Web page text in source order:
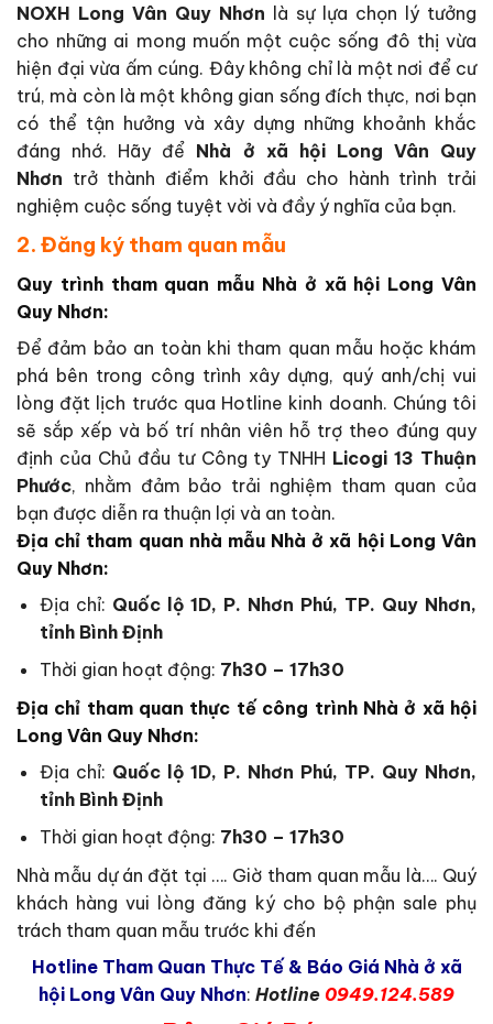
NOXH Long Vân Quy Nhơn là sự lựa chọn lý tưởng
cho những ai mong muốn một cuộc sống đô thị vừa
hiện đại vừa ấm cúng. Đây không chỉ là một nơi để cư
trú, mà còn là một không gian sống đích thực, nơi bạn
có thể tận hưởng và xây dựng những khoảnh khắc
đáng nhớ. Hãy để Nhà ở xã hội Long Vân Quy
Nhơn trở thành điểm khởi đầu cho hành trình trải
nghiệm cuộc sống tuyệt vời và đầy ý nghĩa của bạn.
2. Đăng ký tham quan mẫu
Quy trình tham quan mẫu Nhà ở xã hội Long Vân
Quy Nhơn:
Để đảm bảo an toàn khi tham quan mẫu hoặc khám
phá bên trong công trình xây dựng, quý anh/chị vui
lòng đặt lịch trước qua Hotline kinh doanh. Chúng tôi
sẽ sắp xếp và bố trí nhân viên hỗ trợ theo đúng quy
định của Chủ đầu tư Công ty TNHH Licogi 13 Thuận
Phước, nhằm đảm bảo trải nghiệm tham quan của
bạn được diễn ra thuận lợi và an toàn.
Địa chỉ tham quan nhà mẫu Nhà ở xã hội Long Vân
Quy Nhơn:
Địa chỉ: Quốc lộ 1D, P. Nhơn Phú, TP. Quy Nhơn,
tỉnh Bình Định
Thời gian hoạt động: 7h30 – 17h30
Địa chỉ tham quan thực tế công trình Nhà ở xã hội
Long Vân Quy Nhơn:
Địa chỉ: Quốc lộ 1D, P. Nhơn Phú, TP. Quy Nhơn,
tỉnh Bình Định
Thời gian hoạt động: 7h30 – 17h30
Nhà mẫu dự án đặt tại …. Giờ tham quan mẫu là…. Quý
khách hàng vui lòng đăng ký cho bộ phận sale phụ
trách tham quan mẫu trước khi đến
Hotline Tham Quan Thực Tế & Báo Giá Nhà ở xã
hội Long Vân Quy Nhơn: Hotline 0949.124.589